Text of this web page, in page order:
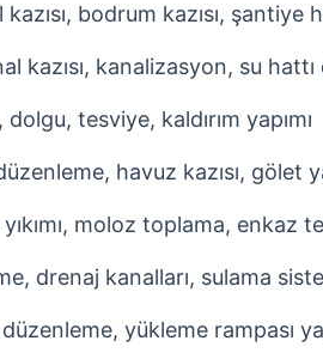
bodrum kazısı, şantiye
kazısı, kanalizasyon, su
dolgu, tesviye, kaldırım yapımı
havuz kazısı, gölet
moloz toplama, enkaz
drenaj kanalları, sulama
yükleme rampası